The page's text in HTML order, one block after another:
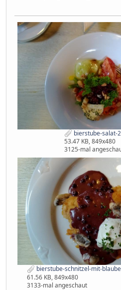
bierstube-salat-
53.47 KB, 849x480
3125-mal
bierstube-schnitzel-mit-
61.56 KB, 849x480
3133-mal angeschaut